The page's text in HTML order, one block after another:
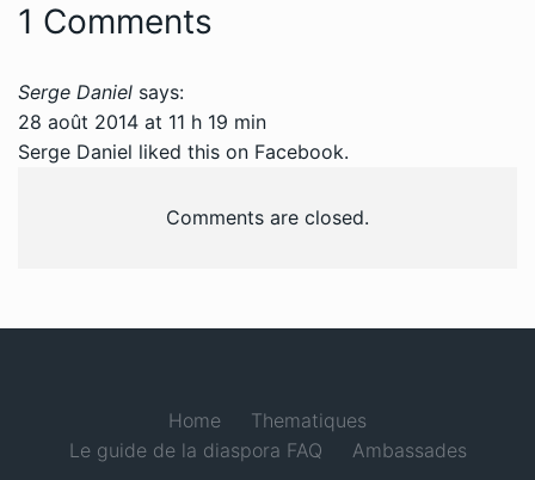
1 Comments
Serge Daniel says:
28 août 2014 at 11 h 19 min
Serge Daniel liked this on Facebook.
Comments are closed.
Home
Thematiques
Le guide de la diaspora FAQ
Ambassades